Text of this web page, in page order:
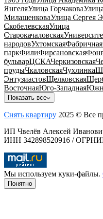
ЯнгеляУлица Горчакова
МилашенковаУлица Сергея
СкобелевскаяУлица
Старокачаловская
народовУхтомскаяФабричная
паркФилиФирсановская
бульварЦСКАЧеркизовская
прудыЧкаловскаяЧухлинка
ЭнтузиастовЩелковская
ВосточнаяЮго-Западная
Показать все
Снять квартиру 2025 © Все
ИП Чвелёв Алексей
ИНН 342898520916 /
Мы используем куки-файлы.
Понятно